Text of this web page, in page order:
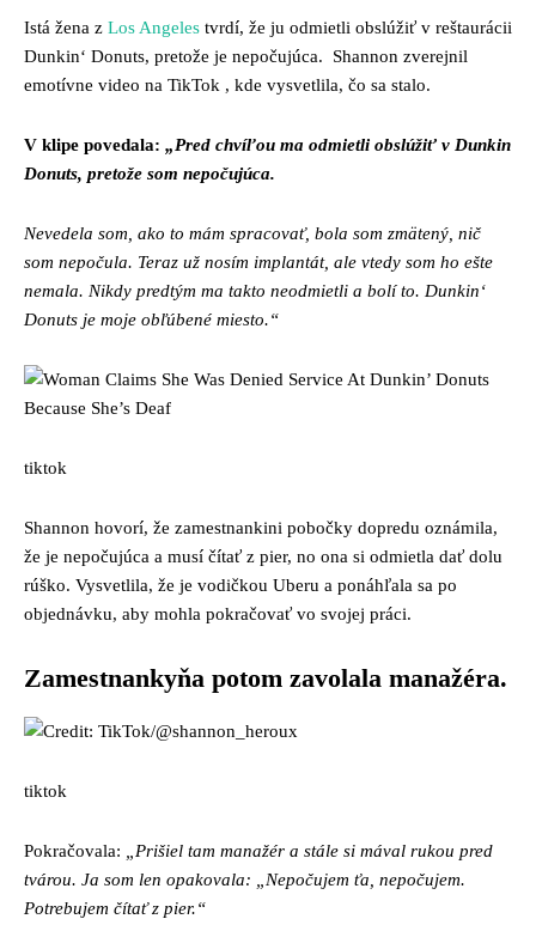
Istá žena z Los Angeles tvrdí, že ju odmietli obslúžiť v reštaurácii
Dunkin‘ Donuts, pretože je nepočujúca. Shannon zverejnil
emotívne video na TikTok , kde vysvetlila, čo sa stalo.
V klipe povedala: „Pred chvíľou ma odmietli obslúžiť v Dunkin
Donuts, pretože som nepočujúca.
Nevedela som, ako to mám spracovať, bola som zmätený, nič
som nepočula. Teraz už nosím implantát, ale vtedy som ho ešte
nemala. Nikdy predtým ma takto neodmietli a bolí to. Dunkin‘
Donuts je moje obľúbené miesto.“
tiktok
Shannon hovorí, že zamestnankini pobočky dopredu oznámila,
že je nepočujúca a musí čítať z pier, no ona si odmietla dať dolu
rúško. Vysvetlila, že je vodičkou Uberu a ponáhľala sa po
objednávku, aby mohla pokračovať vo svojej práci.
Zamestnankyňa potom zavolala manažéra.
tiktok
Pokračovala:
„Prišiel tam manažér a stále si mával rukou pred
tvárou. Ja som len opakovala: „Nepočujem ťa, nepočujem.
Potrebujem čítať z pier.“